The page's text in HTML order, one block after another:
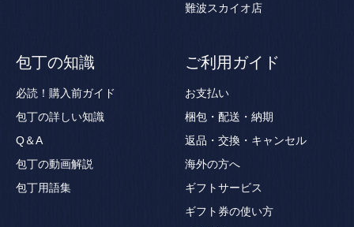
難波スカイオ店
包丁の知識
必読！購入前ガイド
包丁の詳しい知識
Q＆A
包丁の動画解説
包丁用語集
ご利用ガイド
お支払い
梱包・配送・納期
返品・交換・キャンセル
海外の方へ
ギフトサービス
ギフト券の使い方